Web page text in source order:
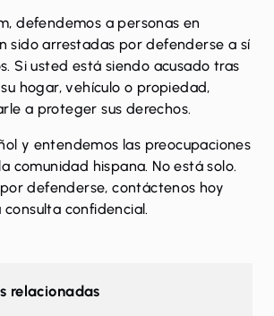
defendemos a personas en
sido arrestadas por defenderse a sí
Si usted está siendo acusado tras
hogar, vehículo o propiedad,
a proteger sus derechos.
y entendemos las preocupaciones
comunidad hispana. No está solo.
defenderse,contáctenos hoy
consulta confidencial.
relacionadas